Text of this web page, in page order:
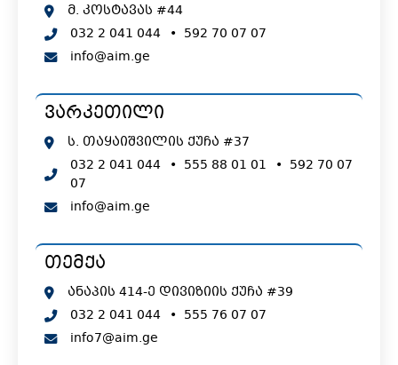
მ. კოსტავას #44
032 2 041 044 • 592 70 07 07
info@aim.ge
ვარკეთილი
ს. თაყაიშვილის ქუჩა #37
032 2 041 044 • 555 88 01 01 • 592 70 07
07
info@aim.ge
თემქა
ანაპის 414-ე დივიზიის ქუჩა #39
032 2 041 044 • 555 76 07 07
info7@aim.ge